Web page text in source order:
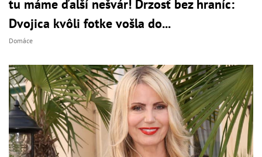
tu máme ďalší nešvár! Drzosť bez hraníc:
Dvojica kvôli fotke vošla do...
Domáce